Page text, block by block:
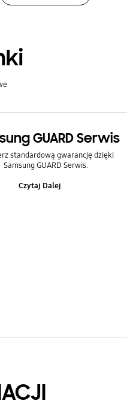
GUARD Serwis
standardową gwarancję dzięki
Samsung GUARD Serwis.
Czytaj Dalej